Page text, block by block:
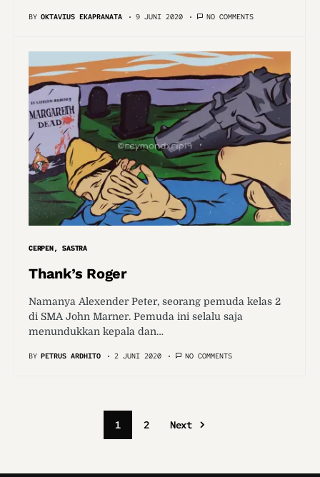
BY OKTAVIUS EKAPRANATA 9 JUNI 2020 NO COMMENTS
CERPEN SASTRA
Thank’s Roger
Namanya Alexender Peter, seorang pemuda kelas 2
di SMA John Marner. Pemuda ini selalu saja
menundukkan kepala dan…
BY PETRUS ARDHITO 2 JUNI 2020 NO COMMENTS
1 2 Next